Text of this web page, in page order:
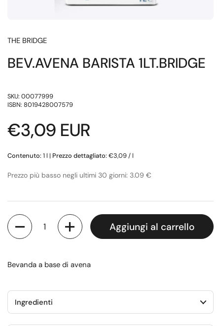
THE BRIDGE
BEV.AVENA BARISTA 1LT.BRIDGE
SKU: 00077999
ISBN: 8019428007579
Prezzo di listino
€3,09 EUR
Contenuto: 1 l | Prezzo dettagliato: €3,09 / l
Prezzo più basso negli ultimi 30 giorni: 3.09 €
Quantità
Aggiungi al carrello
Bevanda a base di avena
Ingredienti